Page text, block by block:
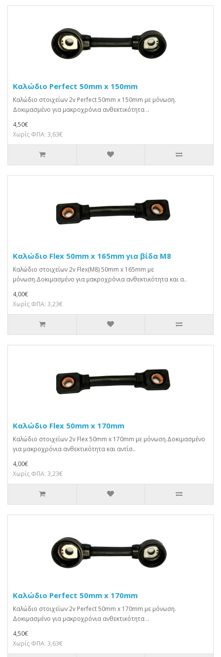
Καλώδιο Perfect 50mm x 150mm
Καλώδιο στοιχείων 2v Perfect 50mm x 150mm με μόνωση.
Δοκιμασμένο για μακροχρόνια ανθεκτικότητα ..
4,50€
Χωρίς ΦΠΑ: 3,63€
Καλώδιο Flex 50mm x 165mm για βίδα M8
Καλώδιο στοιχείων 2v Flex(M8) 50mm x 165mm με
μόνωση.Δοκιμασμένο για μακροχρόνια ανθεκτικότητα και α..
4,00€
Χωρίς ΦΠΑ: 3,23€
Καλώδιο Flex 50mm x 170mm
Καλώδιο στοιχείων 2v Flex 50mm x 170mm με μόνωση.Δοκιμασμένο
για μακροχρόνια ανθεκτικότητα και αντίσ..
4,00€
Χωρίς ΦΠΑ: 3,23€
Καλώδιο Perfect 50mm x 170mm
Καλώδιο στοιχείων 2v Perfect 50mm x 170mm με μόνωση.
Δοκιμασμένο για μακροχρόνια ανθεκτικότητα ..
4,50€
Χωρίς ΦΠΑ: 3,63€